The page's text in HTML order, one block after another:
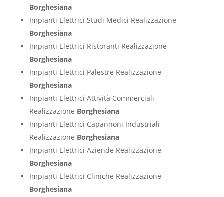
Borghesiana
Impianti Elettrici Studi Medici Realizzazione
Borghesiana
Impianti Elettrici Ristoranti Realizzazione
Borghesiana
Impianti Elettrici Palestre Realizzazione
Borghesiana
Impianti Elettrici Attività Commerciali
Realizzazione Borghesiana
Impianti Elettrici Capannoni Industriali
Realizzazione Borghesiana
Impianti Elettrici Aziende Realizzazione
Borghesiana
Impianti Elettrici Cliniche Realizzazione
Borghesiana